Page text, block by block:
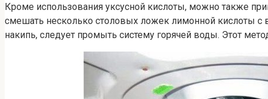
Кроме использования уксусной кислоты, можно также
смешать несколько столовых ложек лимонной кислоты с
накипь, следует промыть систему горячей воды. Этот